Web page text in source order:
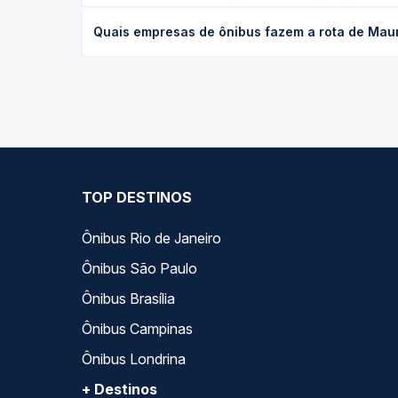
poltrona e a antecedência da compra. Na Quero
Quais empresas de ônibus fazem a rota de
TOP DESTINOS
Ônibus Rio de Janeiro
Ônibus São Paulo
Ônibus Brasília
Ônibus Campinas
Ônibus Londrina
+ Destinos